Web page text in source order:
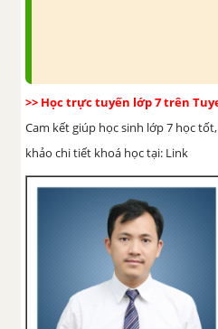
>> Học trực tuyến lớp 7 trên
Cam kết giúp học sinh lớp 7 học
khảo chi tiết khoá học tại: Link